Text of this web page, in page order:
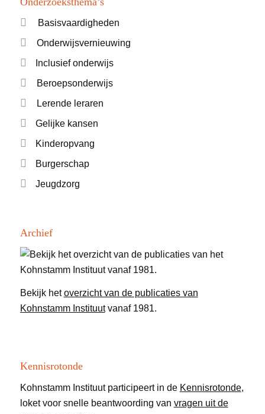
Basisvaardigheden
Onderwijsvernieuwing
Inclusief onderwijs
Beroepsonderwijs
Lerende leraren
Gelijke kansen
Kinderopvang
Burgerschap
Jeugdzorg
Archief
Bekijk hetoverzicht van de publicaties van
Kohnstamm Instituutvanaf 1981.
Kennisrotonde
Kohnstamm Instituut participeert in de Kennisrotonde,
loket voor snelle beantwoording van vragen uit de